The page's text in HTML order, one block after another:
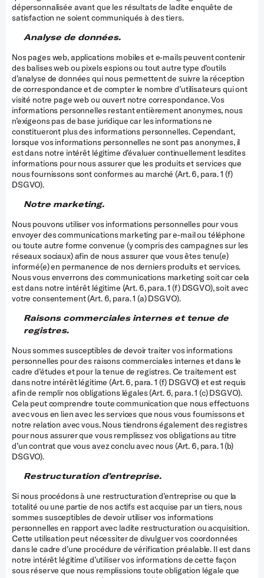
dépersonnalisée avant que les résultats de ladite enquête de
satisfaction ne soient communiqués à des tiers.
Analyse de données.
Nos pages web, applications mobiles et e-mails peuvent contenir
des balises web ou pixels espions ou tout autre type d’outils
d’analyse de données qui nous permettent de suivre la réception
de correspondance et de compter le nombre d’utilisateurs qui ont
visité notre page web ou ouvert notre correspondance. Vos
informations personnelles restant entièrement anonymes, nous
n’exigeons pas de base juridique car les informations ne
constitueront plus des informations personnelles. Cependant,
lorsque vos informations personnelles ne sont pas anonymes, il
est dans notre intérêt légitime d’évaluer continuellement lesdites
informations pour nous assurer que les produits et services que
nous fournissons sont conformes au marché (Art. 6, para. 1 (f)
DSGVO).
Notre marketing.
Nous pouvons utiliser vos informations personnelles pour vous
envoyer des communications marketing par e-mail ou téléphone
ou toute autre forme convenue (y compris des campagnes sur les
réseaux sociaux) afin de nous assurer que vous êtes tenu(e)
informé(e) en permanence de nos derniers produits et services.
Nous vous enverrons des communications marketing soit car cela
est dans notre intérêt légitime (Art. 6, para. 1 (f) DSGVO), soit avec
votre consentement (Art. 6, para. 1 (a) DSGVO).
Raisons commerciales internes et tenue de
registres.
Nous sommes susceptibles de devoir traiter vos informations
personnelles pour des raisons commerciales internes et dans le
cadre d’études et pour la tenue de registres. Ce traitement est
dans notre intérêt légitime (Art. 6, para. 1 (f) DSGVO) et est requis
afin de remplir nos obligations légales (Art. 6, para. 1 (c) DSGVO).
Cela peut comprendre toute communication que nous effectuons
avec vous en lien avec les services que nous vous fournissons et
notre relation avec vous. Nous tiendrons également des registres
pour nous assurer que vous remplissez vos obligations au titre
d’un contrat que vous avez conclu avec nous (Art. 6, para. 1 (b)
DSGVO).
Restructuration d’entreprise.
Si nous procédons à une restructuration d’entreprise ou que la
totalité ou une partie de nos actifs est acquise par un tiers, nous
sommes susceptibles de devoir utiliser vos informations
personnelles en rapport avec ladite restructuration ou acquisition.
Cette utilisation peut nécessiter de divulguer vos coordonnées
dans le cadre d’une procédure de vérification préalable. Il est dans
notre intérêt légitime d’utiliser vos informations de cette façon
sous réserve que nous remplissions toute obligation légale que